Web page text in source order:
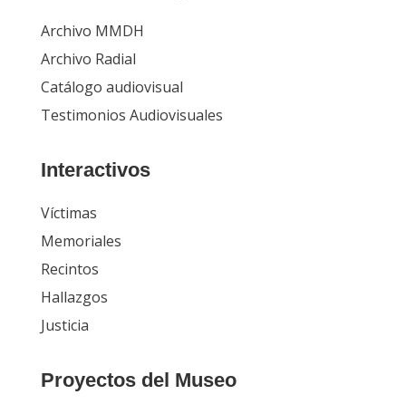
Archivo MMDH
Archivo Radial
Catálogo audiovisual
Testimonios Audiovisuales
Interactivos
Víctimas
Memoriales
Recintos
Hallazgos
Justicia
Proyectos del Museo